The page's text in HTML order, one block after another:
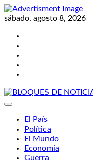
Skip
to
sábado, agosto 8, 2026
El País
Política
El Mundo
Economía
Guerra